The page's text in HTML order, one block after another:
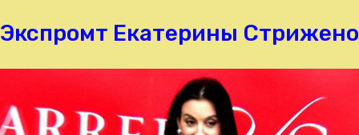
Экспромт Екатерины